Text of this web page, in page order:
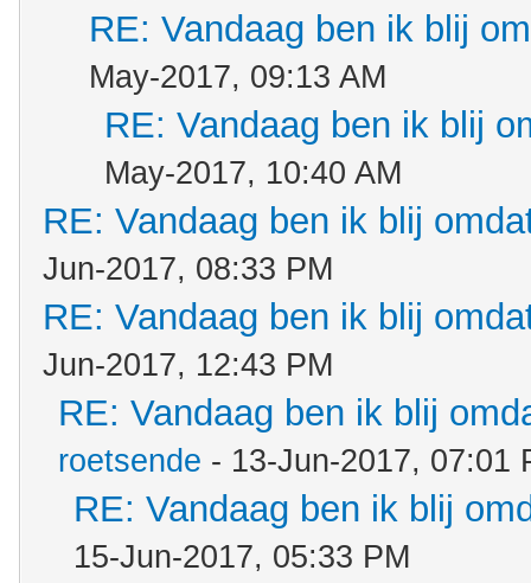
RE: Vandaag ben ik blij
May-2017, 09:13 AM
RE: Vandaag ben ik blij
May-2017, 10:40 AM
RE: Vandaag ben ik blij
Jun-2017, 08:33 PM
RE: Vandaag ben ik blij
Jun-2017, 12:43 PM
RE: Vandaag ben ik blij
roetsende - 13-Jun-2017, 07:01
RE: Vandaag ben ik blij
15-Jun-2017, 05:33 PM